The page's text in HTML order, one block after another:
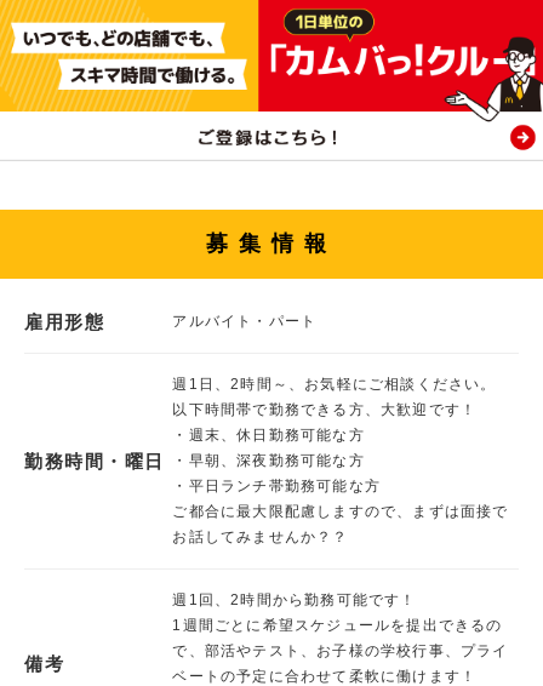
募集情報
雇用形態 アルバイト・パート
勤務時間・曜日
週1日、2時間～、お気軽にご相談ください。
以下時間帯で勤務できる方、大歓迎です！
・週末、休日勤務可能な方
・早朝、深夜勤務可能な方
・平日ランチ帯勤務可能な方
ご都合に最大限配慮しますので、まずは面接で
お話してみませんか？？
備考
週1回、2時間から勤務可能です！
1週間ごとに希望スケジュールを提出できるの
で、部活やテスト、お子様の学校行事、プライ
ベートの予定に合わせて柔軟に働けます！